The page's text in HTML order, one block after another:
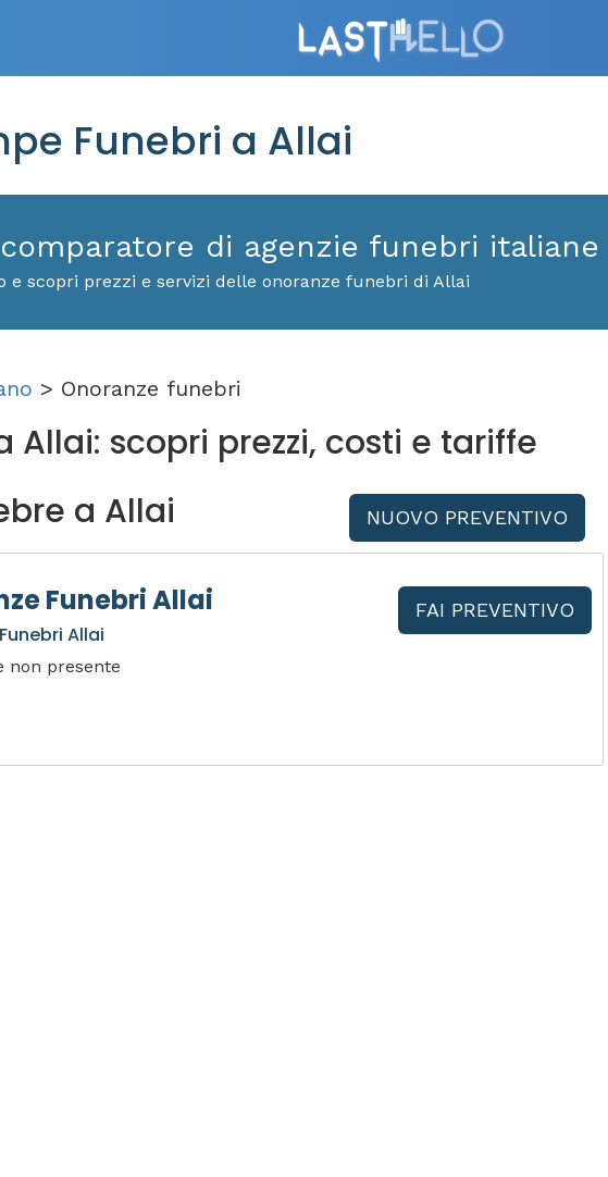
Funebri a Allai
di agenzie funebri italiane
e scopri prezzi e servizi delle onoranze funebri di Allai
> Onoranze funebri
Allai: scopri prezzi, costi e tariffe
a Allai
NUOVO PREVENTIVO
Funebri Allai
Allai
non presente
FAI PREVENTIVO